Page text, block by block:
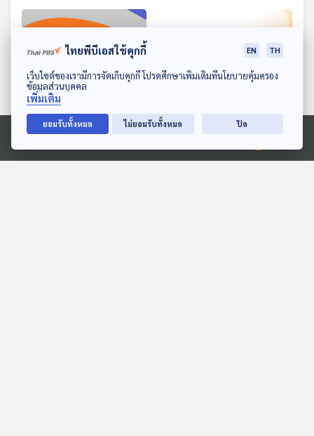
ดาวน์โหลด Thai PBS Podcast Application
Ⓒ 2020 องค์การกระจายเสียงและแพร่ภาพสาธารณะแห่งประเทศไทย
บาท เสี่ยงหนี้สะสม
59:28
EP. 189: ทดสอบอัปโหลด9
EP. 190: การบูรณะปราสาท
หินด้วยเทคนิค อนัสติโลซิส
ไทยพีบีเอสใช้คุกกี้ EN TH
เว็บไซต์ของเรามีการจัดเก็บคุกกี้ โปรดศึกษาเพิ่มเติมที่นโยบายคุ้มครอง
ข้อมูลส่วนบุคคล
เพิ่มเติม
ยอมรับทั้งหมด ไม่ยอมรับทั้งหมด ปิด